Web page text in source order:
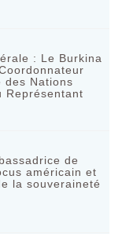
: Le Burkina
des Nations
Représentant
de
américain et
la souveraineté